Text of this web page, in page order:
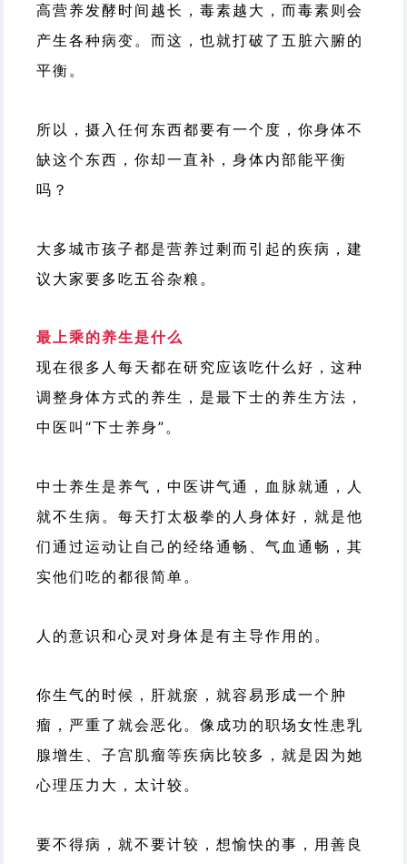
高营养发酵时间越长，毒素越大，而毒素则会
产生各种病变。而这，也就打破了五脏六腑的
平衡。
所以，摄入任何东西都要有一个度，你身体不
缺这个东西，你却一直补，身体内部能平衡
吗？
大多城市孩子都是营养过剩而引起的疾病，建
议大家要多吃五谷杂粮。
最上乘的养生是什么
现在很多人每天都在研究应该吃什么好，这种
调整身体方式的养生，是最下士的养生方法，
中医叫“下士养身”。
中士养生是养气，中医讲气通，血脉就通，人
就不生病。每天打太极拳的人身体好，就是他
们通过运动让自己的经络通畅、气血通畅，其
实他们吃的都很简单。
人的意识和心灵对身体是有主导作用的。
你生气的时候，肝就瘀，就容易形成一个肿
瘤，严重了就会恶化。像成功的职场女性患乳
腺增生、子宫肌瘤等疾病比较多，就是因为她
心理压力大，太计较。
要不得病，就不要计较，想愉快的事，用善良